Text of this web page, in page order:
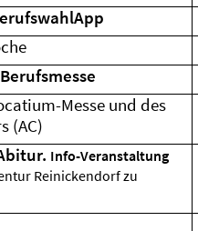
Messe und des
(AC)
Info-Veranstaltung
Reinickendorf zu